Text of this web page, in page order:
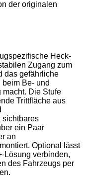
der originalen
Heck-
Zugang zum
das gefährliche
Be- und
Die Stufe
Trittfläche aus
sichtbares
ein Paar
an
Optional lässt
Lösung verbinden,
des Fahrzeugs per